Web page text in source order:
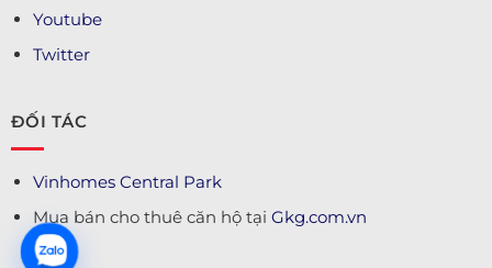
Youtube
Twitter
ĐỐI TÁC
Vinhomes Central Park
Mua bán cho thuê căn hộ tại Gkg.com.vn